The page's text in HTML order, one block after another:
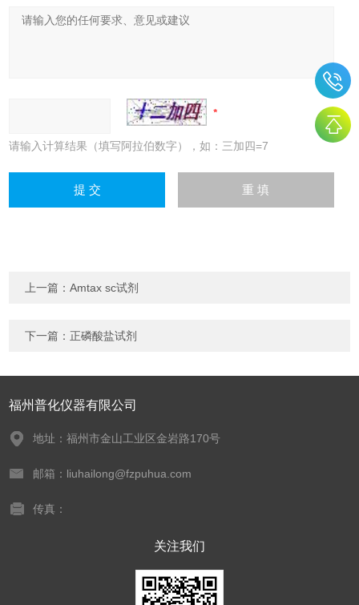
请输入计算结果（填写阿拉伯数字），如：三加四=7
上一篇：Amtax sc试剂
下一篇： 正磷酸盐试剂
福州普化仪器有限公司
地址：福州市金山工业区金岩路170号
邮箱：liuhailong@fzpuhua.com
传真：
关注我们